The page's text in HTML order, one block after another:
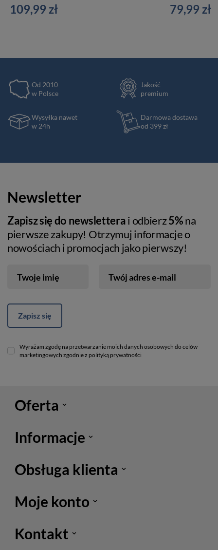
109,99 zł 79,99 zł
Od 2010
w Polsce
Jakość
premium
Wysyłka nawet
w 24h
Darmowa dostawa
od 399 zł
Newsletter
Zapisz się do newsletterai odbierz5%na
pierwsze zakupy! Otrzymuj informacje o
nowościach i promocjach jako pierwszy!
Twoje imię Twój adres e-mail
Zapisz się
Wyrażam zgodę na przetwarzanie moich danych osobowych do celów
marketingowych zgodnie z polityką prywatności
Oferta
Informacje
Obsługa klienta
Moje konto
Kontakt